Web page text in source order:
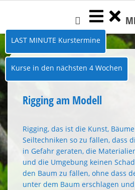
content
LAST MINUTE Kurstermine
Kurse in den nächsten 4 Wochen
Rigging am Modell
Rigging, das ist die Kunst,
Seiltechniken so zu fällen, dass
in Gefahr geraten, die
und die Umgebung keinen
den Baum zu fällen, ohne dass
unter dem Baum erschlagen